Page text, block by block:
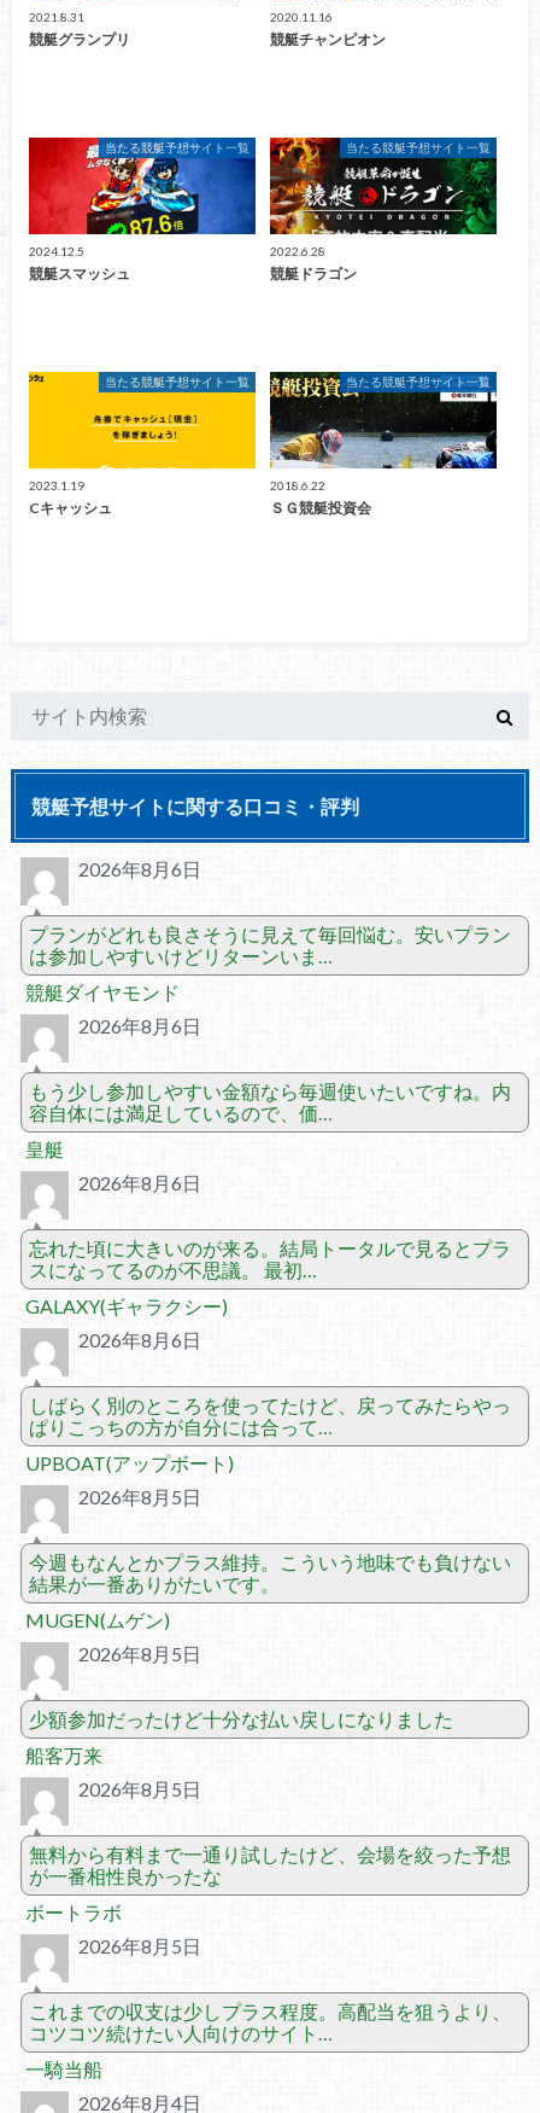
2021.8.31
競艇グランプリ
2020.11.16
競艇チャンピオン
当たる競艇予想サイト一覧
2024.12.5
競艇スマッシュ
当たる競艇予想サイト一覧
2022.6.28
競艇ドラゴン
当たる競艇予想サイト一覧
2023.1.19
Cキャッシュ
当たる競艇予想サイト一覧
2018.6.22
ＳＧ競艇投資会
競艇予想サイトに関する口コミ・評判
2026年8月6日
プランがどれも良さそうに見えて毎回悩む。安いプラン
は参加しやすいけどリターンいま…
競艇ダイヤモンド
2026年8月6日
もう少し参加しやすい金額なら毎週使いたいですね。内
容自体には満足しているので、価…
皇艇
2026年8月6日
忘れた頃に大きいのが来る。結局トータルで見るとプラ
スになってるのが不思議。 最初…
GALAXY(ギャラクシー)
2026年8月6日
しばらく別のところを使ってたけど、戻ってみたらやっ
ぱりこっちの方が自分には合って…
UPBOAT(アップボート)
2026年8月5日
今週もなんとかプラス維持。こういう地味でも負けない
結果が一番ありがたいです。
MUGEN(ムゲン)
2026年8月5日
少額参加だったけど十分な払い戻しになりました
船客万来
2026年8月5日
無料から有料まで一通り試したけど、会場を絞った予想
が一番相性良かったな
ボートラボ
2026年8月5日
これまでの収支は少しプラス程度。高配当を狙うより、
コツコツ続けたい人向けのサイト…
一騎当船
2026年8月4日